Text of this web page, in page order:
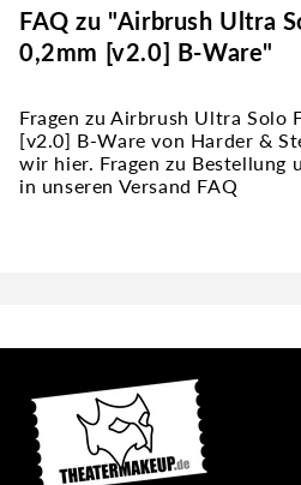
FAQ zu "Airbrush Ultra
0,2mm [v2.0] B-Ware"
Fragen zu Airbrush Ultra Solo
[v2.0] B-Ware von Harder &
wir hier. Fragen zu Bestellung
in unseren Versand FAQ